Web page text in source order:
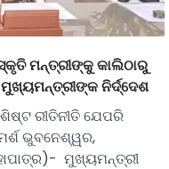
ମନ୍ତ୍ରୀଙ୍କୁ କାଲିଠାରୁ
ମୁଖ୍ୟମନ୍ତ୍ରୀଙ୍କ ନିର୍ଦ୍ଦେଶ
ଯେପରି
ଭୁବନେଶ୍ୱର,
ମୁଖ୍ୟମନ୍ତ୍ରୀ